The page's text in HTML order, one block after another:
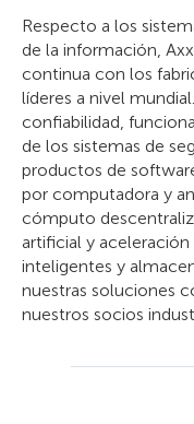
Respecto a los
de la información,
continua con los
líderes a nivel
confiabilidad,
de los sistemas de
productos de
por computadora y
cómputo
artificial y
inteligentes y
nuestras soluciones
nuestros socios